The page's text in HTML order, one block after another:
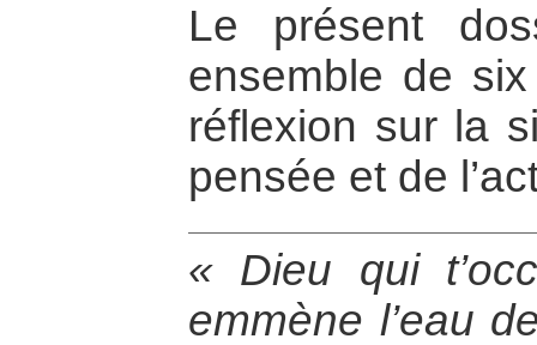
Le présent
ensemble de
réflexion sur la
pensée et de
« Dieu qui
emmène l’eau